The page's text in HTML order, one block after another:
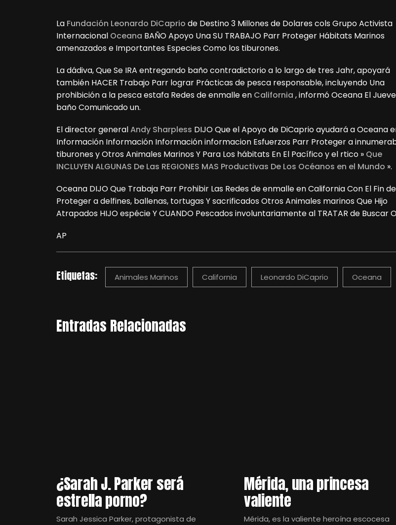
La Fundación Leonardo DiCaprio de Destino 3 Millones de Dolares cols Grupo Activista
Internacional Oceana BAÑO Apoyo Una SU TRABAJO Parr Proteger Hábitats Marinos
amenazados e Importantes Especies Como los tiburones.
La dádiva, Que Se IRA entregando baño contradictorio a lo largo de tres Jahr, apoyará
también HACER Trabajo Parr lograr Prácticas de pesca responsable, incluyendo Una
prohibición a la pesca estafa Redes de enmalle en California , informó Oceana El
baño Comunicado un.
El director generalAndy Sharpless DIJO Que el Apoyo de DiCaprio ayudará a Oceana
Información Información Información informacion Esfuerzos Parr Proteger a
tiburones y Otros Animales Marinos Y Para Los hábitats En El Pacífico y el rtico » Que
INCLUYEN ALGUNAS De Las REGIONES MAS Productivas De Los Océanos en el Mundo ».
Oceana DIJO Que Trabaja Parr Prohibir Las Redes de enmalle en California Con El Fin de
Proteger a delfines, ballenas, tortugas Y sacrificados Otros Animales marinos Que Hijo
Atrapados HIJO espécie Y CUANDO Pescados involuntariamente al TRATAR de Buscar
AP
Etiquetas: Animales Marinos California Leonardo DiCaprio Oceana
Entradas Relacionadas
¿Sarah J. Parker será
estrella porno?
Sarah Jessica Parker, protagonista de
Mérida, una princesa
valiente
Mérida, es la valiente heroína escocesa